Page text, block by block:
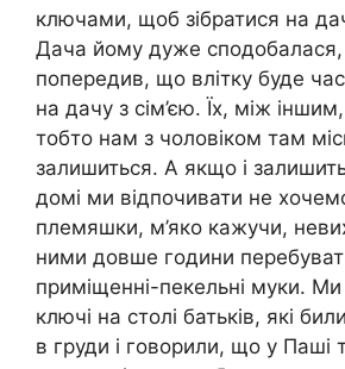
ключами, щоб зібратися на
Дача йому дуже сподобалася,
попередив, що влітку буде
на дачу з сім’єю. Їх, між
тобто нам з чоловіком там
залишиться. А якщо і
домі ми відпочивати не
племяшки, м’яко кажучи,
ними довше години
приміщенні-пекельні муки.
ключі на столі батьків, які
в груди і говорили, що у Паші